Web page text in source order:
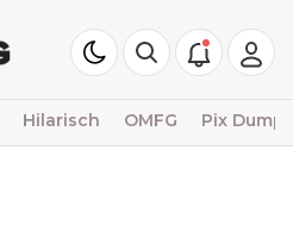
Hilarisch OMFG Pix Dump